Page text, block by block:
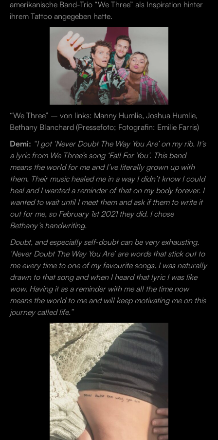
amerikanische Band-Trio “We Three” als Inspiration hinter
ihrem Tattoo angegeben hatte.
“We Three” – von links: Manny Humlie, Joshua Humlie,
Bethany Blanchard (Pressefoto; Fotografin: Emilie Farris)
Demi: “I got ‘Never Doubt The Way You Are’ on my rib. It’s
a lyric from We Three’s song ‘Fall For You’. This band
means the world for me and I’ve literally grown up with
them. Their music healed me in a way I didn’t know I could
heal and I wanted a reminder of that on my body forever. I
wanted to wait until I meet them and ask if them to write it
out for me, so February 1st 2021 they did. I chose
Bethany’s handwriting.
Doubt, and especially self-doubt can be very exhausting.
‘Never Doubt The Way You Are’ are words that stick out to
me every time to one of my favourite songs. I was naturally
drawn to that song and when I heard that lyric I was like
wow. Having it as a reminder with me all the time now
means the world to me and will keep motivating me on this
journey called life.”